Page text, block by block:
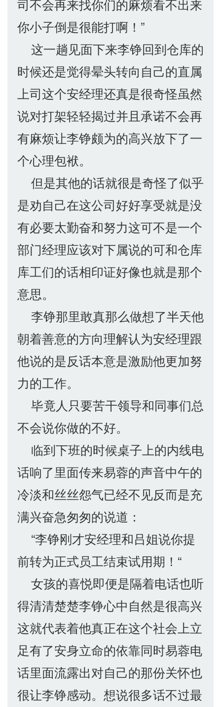
司不会再来找你们的麻烦看不出来
你小子倒是很能打啊！”
这一趟见面下来李铮回到仓库的
时候还是觉得晕头转向自己的直属
上司这个安经理还真是很奇怪虽然
说对打架轻轻揭过并且承诺不会再
有麻烦让李铮颇为的高兴放下了一
个心理包袱。
但是其他的话就很是奇怪了似乎
是劝自己在这公司好好享受就是没
有必要太勤奋和努力这可不是一个
部门经理应该对下属说的可和仓库
库工们的话相印证好像也就是那个
意思。
李铮那里敢真那么做想了半天他
朝着善意的方向理解认为安经理跟
他说的是反话本意是激励他更加努
力的工作。
毕竟人只要苦干领导和同事们总
不会说你做的不好。
临到下班的时候桌子上的内线电
话响了里面传来易蓉的声音中午的
冷淡和丝丝怨气已经不见反而是充
满兴奋急匆匆的说道：
“李铮刚才安经理和吕姐说你提
前转为正式员工结束试用期！“
女孩的喜悦即便是隔着电话也听
得清清楚楚李铮心中自然是很高兴
这就代表着他真正在这个社会上立
足有了安身立命的依靠同时易蓉电
话里面流露出对自己的那份关怀也
很让李铮感动。想说很多话不过最